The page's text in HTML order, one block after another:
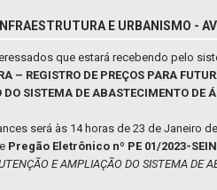
E URBANISMO -
que estará recebendo pelo
REGISTRO DE PREÇOS PARA
SISTEMA DE ABASTECIMENTO DE
será às 14 horas de 23 de Janeiro
Pregão Eletrônico nº PE 01/2023-
E AMPLIAÇÃO DO SISTEMA DE